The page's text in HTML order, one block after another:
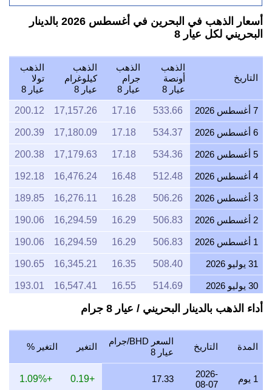
أسعار الذهب في البحرين في أغسطس 2026 بالدينار
البحريني لكل عيار 8
التاريخ
الذهب
أونصة
عيار 8
الذهب
جرام
عيار 8
الذهب
كيلوغرام
عيار 8
الذهب
تولا
عيار 8
7 أغسطس 2026 533.66
17.16
17,157.26
200.12
6 أغسطس 2026 534.37
17.18
17,180.09
200.39
5 أغسطس 2026 534.36
17.18
17,179.63
200.38
4 أغسطس 2026 512.48
16.48
16,476.24
192.18
3 أغسطس 2026 506.26
16.28
16,276.11
189.85
2 أغسطس 2026 506.83
16.29
16,294.59
190.06
1 أغسطس 2026 506.83
16.29
16,294.59
190.06
31 يوليو 2026 508.40
16.35
16,345.21
190.65
30 يوليو 2026 514.69
16.55
16,547.41
193.01
29 يوليو 2026 508.40
16.34
16,344.99
28 يوليو 2026 506.28
16.28
16,276.76
189.85
27 يوليو 2026 512.55
16,478.42
192.21
26 يوليو 2026 508.61
16,351.80
190.73
أداء الذهب بالدينار البحريني / عيار 8 جرام
المدة التاريخ
السعر BHD/جرام
عيار 8
التغير التغير %
1 يوم
2026-
08-07
17.33
+0.19
+1.09%